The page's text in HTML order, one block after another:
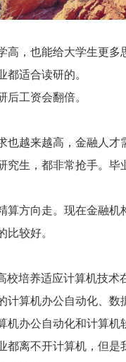
，也能给大学生更多
适合读研的。
工资会翻倍。
来越高，金融人才
究生，都非常抢手。
方向走。现在金融机
较好。
培养适应计算机技术
计算机办公自动化、
办公自动化和计算机
离不开计算机，但是